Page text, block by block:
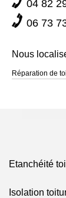
d’appliquer
neuf et de la
entreprise
04 82
06 73
Nous
Réparation de
Etanchéité
Isolation